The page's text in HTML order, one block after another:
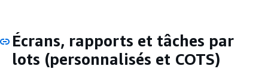
Écrans, rapports et tâches par
lots (personnalisés et COTS)